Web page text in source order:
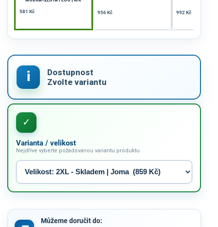
581 Kč 956 Kč 992 Kč
Varianta / velikost
Nejdříve vyberte požadovanou variantu produktu
Můžeme doručit do: